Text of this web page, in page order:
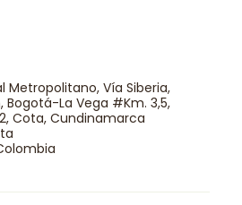
Metropolitano, Vía Siberia,
Bogotá-La Vega #Km. 3,5,
Cota, Cundinamarca